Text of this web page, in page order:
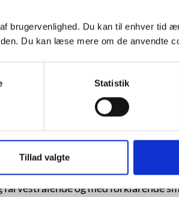
brugervenlighed. Du kan til enhver tid
Du kan læse mere om de anvendte
Statistik
Tillad valgte
Den
i og ledes på
Bjergstrøm
væk” arbejder
af Solbys arrige
som frøet er blevet til, og flytte ind
Ø for at finde deres
og med forklarende